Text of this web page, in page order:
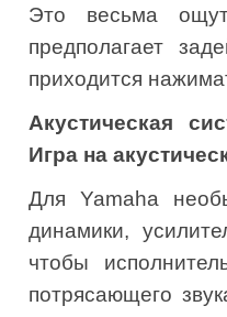
Это весьма
предполагает
приходится
Акустическая
Игра на
Для Yamaha
динамики,
чтобы
потрясающего